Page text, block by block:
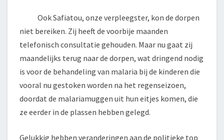
Ook Safiatou, onze verpleegster, kon de dorpen
niet bereiken. Zij heeft de voorbije maanden
telefonisch consultatie gehouden. Maar nu gaat zij
maandelijks terug naar de dorpen, wat dringend nodig
is voor de behandeling van malaria bij de kinderen die
vooral nu gestoken worden na het regenseizoen,
doordat de malariamuggen uit hun eitjes komen, die
ze eerder in de plassen hebben gelegd.
Gelukkig hebben veranderingen aan de politieke top